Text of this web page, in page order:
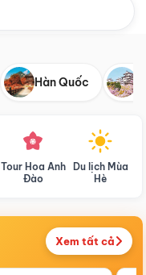
Hàn Quốc
Tour Hoa Anh
Đào
Du lịch Mùa
Hè
Xem tất cả
Điểm nổi bật